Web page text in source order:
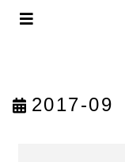
2017-09